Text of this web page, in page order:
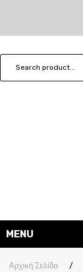
MENU
ΓΥΑΛΙΑ ΗΛΙΟΥ
Αρχική Σελίδα /